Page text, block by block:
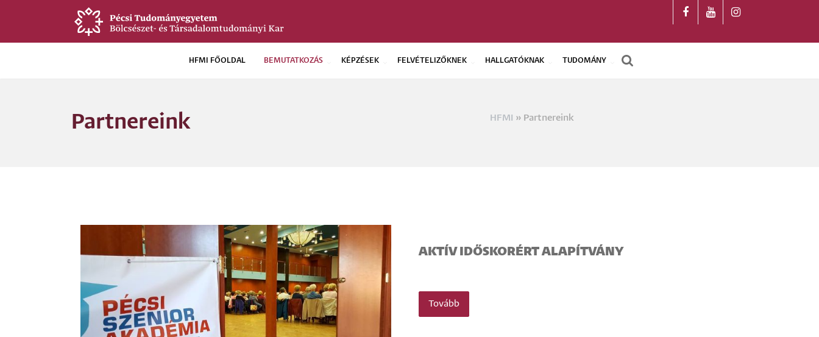
menü
HFMI FŐOLDAL BEMUTATKOZÁS KÉPZÉSEK FELVÉTELIZŐKNEK HALLGATÓKNAK TUDOMÁNY
Partnereink HFMI Partnereink
AKTÍV IDŐSKORÉRT ALAPÍTVÁNY
Tovább